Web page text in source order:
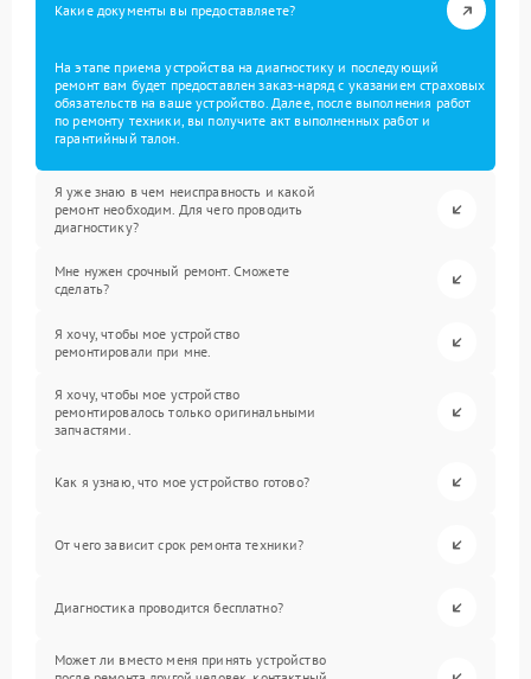
Какие документы вы предоставляете?
На этапе приема устройства на диагностику и последующий
ремонт вам будет предоставлен заказ-наряд с указанием страховых
обязательств на ваше устройство. Далее, после выполнения работ
по ремонту техники, вы получите акт выполненных работ и
гарантийный талон.
Я уже знаю в чем неисправность и какой
ремонт необходим. Для чего проводить
диагностику?
Мне нужен срочный ремонт. Сможете
сделать?
Я хочу, чтобы мое устройство
ремонтировали при мне.
Я хочу, чтобы мое устройство
ремонтировалось только оригинальными
запчастями.
Как я узнаю, что мое устройство готово?
От чего зависит срок ремонта техники?
Диагностика проводится бесплатно?
Может ли вместо меня принять устройство